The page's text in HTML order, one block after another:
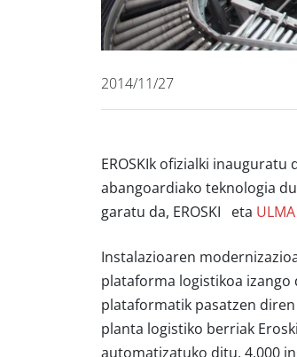
2014/11/27
EROSKIk ofizialki
abangoardiako teknologia
garatu da, EROSKI eta
Instalazioaren
plataforma logistikoa izango
plataformatik pasatzen
planta logistiko berriak
automatizatuko ditu, 4.000